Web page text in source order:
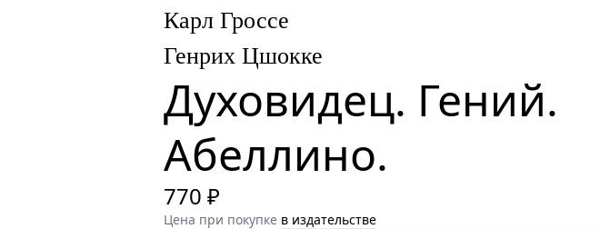
Карл Гроссе
Генрих Цшокке
Духовидец. Гений.
Абеллино.
770 ₽
Цена при покупке в издательстве